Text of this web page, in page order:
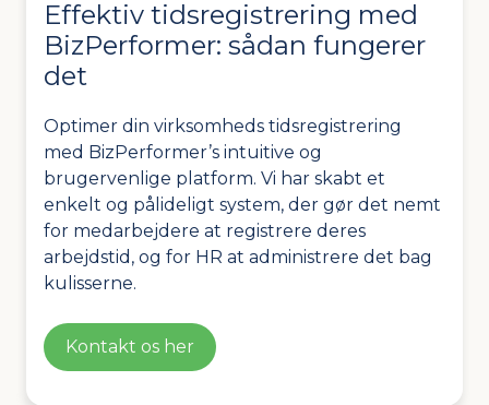
Effektiv tidsregistrering med
BizPerformer: sådan fungerer
det
Optimer din virksomheds tidsregistrering
med BizPerformer’s intuitive og
brugervenlige platform. Vi har skabt et
enkelt og pålideligt system, der gør det nemt
for medarbejdere at registrere deres
arbejdstid, og for HR at administrere det bag
kulisserne.
Kontakt os her